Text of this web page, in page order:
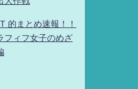
的まとめ速報！！
フィフ女子のめざ